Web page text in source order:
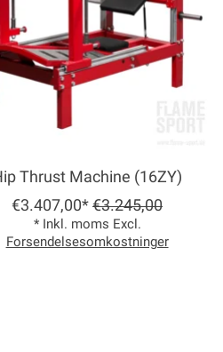
Thrust Machine (16ZY)
€3.407,00* €3.245,00
* Inkl. moms Excl.
Forsendelsesomkostninger